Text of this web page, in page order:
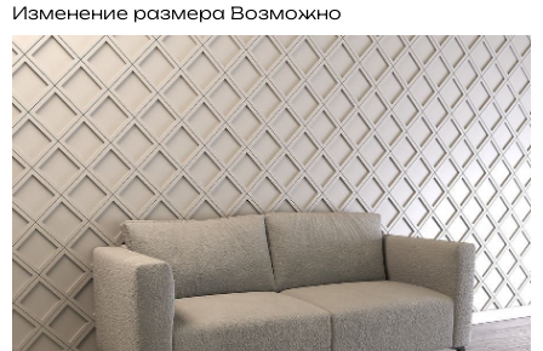
Изменение размера Возможно